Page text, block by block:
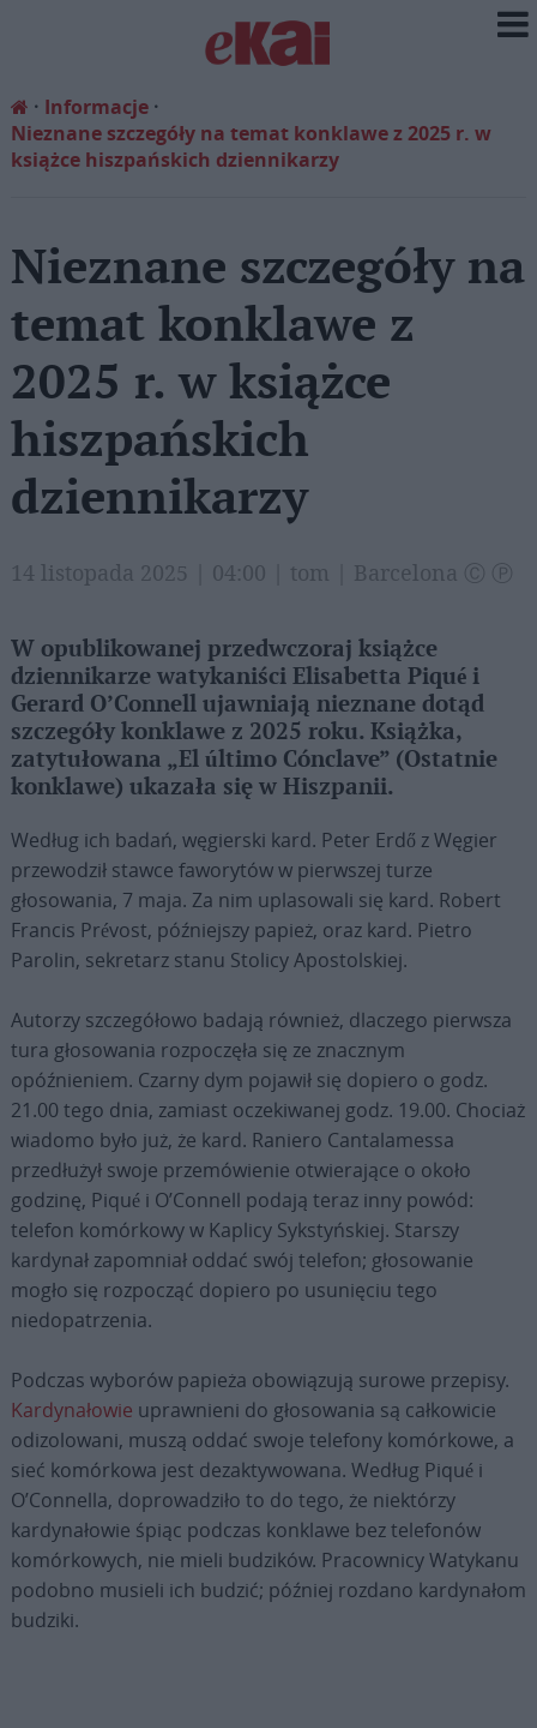
Informacje
Nieznane szczegóły na temat konklawe z 2025 r. w
książce hiszpańskich dziennikarzy
Nieznane szczegóły na
temat konklawe z
2025 r. w książce
hiszpańskich
dziennikarzy
14 listopada 2025 | 04:00 | tom | Barcelona Ⓒ Ⓟ
W opublikowanej przedwczoraj książce
dziennikarze watykaniści Elisabetta Piqué i
Gerard O’Connell ujawniają nieznane dotąd
szczegóły konklawe z 2025 roku. Książka,
zatytułowana „El último Cónclave” (Ostatnie
konklawe) ukazała się w Hiszpanii.
Według ich badań, węgierski kard. Peter Erdő z Węgier
przewodził stawce faworytów w pierwszej turze
głosowania, 7 maja. Za nim uplasowali się kard. Robert
Francis Prévost, późniejszy papież, oraz kard. Pietro
Parolin, sekretarz stanu Stolicy Apostolskiej.
Autorzy szczegółowo badają również, dlaczego pierwsza
tura głosowania rozpoczęła się ze znacznym
opóźnieniem. Czarny dym pojawił się dopiero o godz.
21.00 tego dnia, zamiast oczekiwanej godz. 19.00. Chociaż
wiadomo było już, że kard. Raniero Cantalamessa
przedłużył swoje przemówienie otwierające o około
godzinę, Piqué i O’Connell podają teraz inny powód:
telefon komórkowy w Kaplicy Sykstyńskiej. Starszy
kardynał zapomniał oddać swój telefon; głosowanie
mogło się rozpocząć dopiero po usunięciu tego
niedopatrzenia.
Podczas wyborów papieża obowiązują surowe przepisy.
Kardynałowie uprawnieni do głosowania są całkowicie
odizolowani, muszą oddać swoje telefony komórkowe, a
sieć komórkowa jest dezaktywowana. Według Piqué i
O’Connella, doprowadziło to do tego, że niektórzy
kardynałowie śpiąc podczas konklawe bez telefonów
komórkowych, nie mieli budzików. Pracownicy Watykanu
podobno musieli ich budzić; później rozdano kardynałom
budziki.